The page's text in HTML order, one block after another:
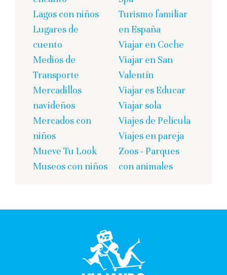
Lagos con niños
Lugares de
cuento
Medios de
Transporte
Mercadillos
navideños
Mercados con
niños
Mueve Tu Look
Museos con niños
Turismo familiar
en España
Viajar en Coche
Viajar en San
Valentín
Viajar es Educar
Viajar sola
Viajes de Película
Viajes en pareja
Zoos - Parques
con animales